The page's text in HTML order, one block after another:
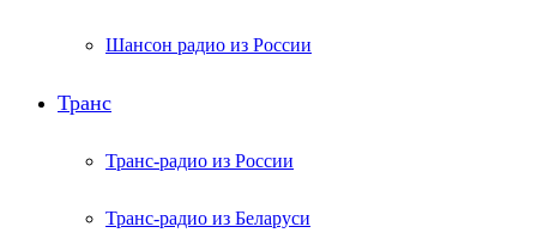
Шансон радио из России
Транс
Транс-радио из России
Транс-радио из Беларуси